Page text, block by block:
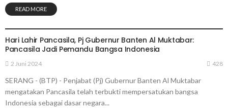
READ MORE
Hari Lahir Pancasila, Pj Gubernur Banten Al Muktabar:
Pancasila Jadi Pemandu Bangsa Indonesia
2 Juni 2024 428
SERANG - (BTP) - Penjabat (Pj) Gubernur Banten Al Muktabar
mengatakan Pancasila telah terbukti mempersatukan bangsa
Indonesia sebagai dasar negara...